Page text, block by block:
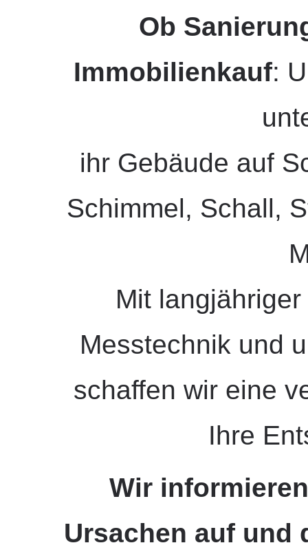
Ob
Immobilienkauf:
ihr Gebäude auf
Schimmel, Schall,
Mit
Messtechnik und
schaffen wir eine
Ihre
Wir
Ursachen auf und